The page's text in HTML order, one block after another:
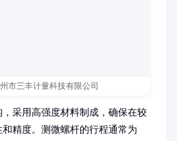
市三丰计量科技有限公司
采用高强度材料制成，确保在较
精度。测微螺杆的行程通常为